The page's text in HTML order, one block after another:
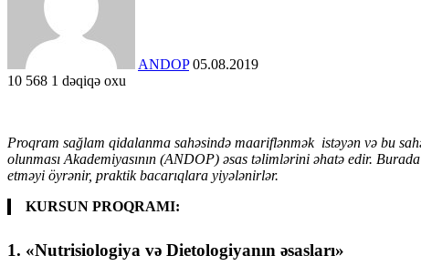
ANDOP 05.08.2019
10 568 1 dəqiqə oxu
Proqram sağlam qidalanma sahəsində maariflənmək istəyən və bu
olunması Akademiyasının (ANDOP) əsas təlimlərini əhatə edir.
etməyi öyrənir, praktik bacarıqlara yiyələnirlər.
KURSUN PROQRAMI:
1. «Nutrisiologiya və Dietologiyanın əsasları»